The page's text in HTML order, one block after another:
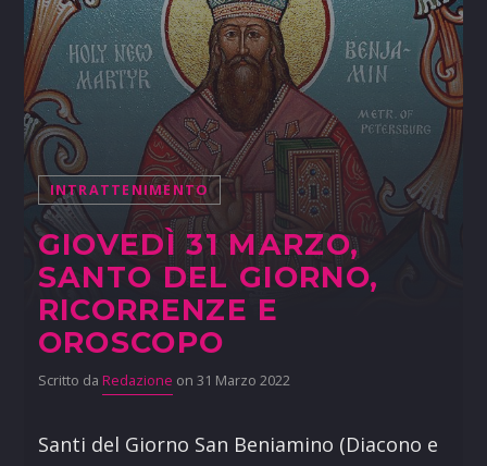
INTRATTENIMENTO
GIOVEDÌ 31 MARZO,
SANTO DEL GIORNO,
RICORRENZE E
OROSCOPO
Scritto da Redazione on 31 Marzo 2022
Santi del Giorno San Beniamino (Diacono e